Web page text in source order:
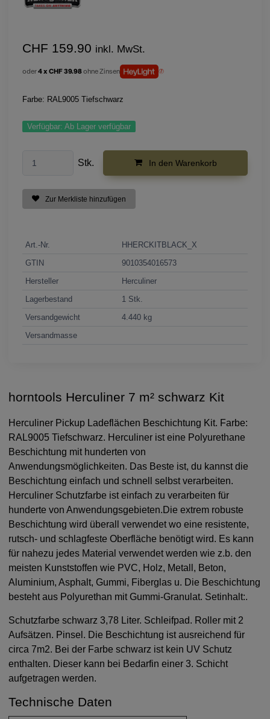
CHF 159.90 inkl. MwSt.
oder4 x CHF 39.98ohne Zinsen
Farbe: RAL9005 Tiefschwarz
Verfügbar: Ab Lager verfügbar
Stk. In den Warenkorb
Zur Merkliste hinzufügen
Art.-Nr.
HHERCKITBLACK_X
GTIN
9010354016573
Hersteller
Herculiner
Lagerbestand
1 Stk.
Versandgewicht
4.440 kg
Versandmasse
horntools Herculiner 7 m² schwarz Kit
Herculiner Pickup Ladeflächen Beschichtung Kit. Farbe:
RAL9005 Tiefschwarz. Herculiner ist eine Polyurethane
Beschichtung mit hunderten von
Anwendungsmöglichkeiten. Das Beste ist, du kannst die
Beschichtung einfach und schnell selbst verarbeiten.
Herculiner Schutzfarbe ist einfach zu verarbeiten für
hunderte von Anwendungsgebieten.Die extrem robuste
Beschichtung wird überall verwendet wo eine resistente,
rutsch- und schlagfeste Oberfläche benötigt wird. Es kann
für nahezu jedes Material verwendet werden wie z.b. den
meisten Kunststoffen wie PVC, Holz, Metall, Beton,
Aluminium, Asphalt, Gummi, Fiberglas u. Die Beschichtung
besteht aus Polyurethan mit Gummi-Granulat. Setinhalt:.
Schutzfarbe schwarz 3,78 Liter. Schleifpad. Roller mit 2
Aufsätzen. Pinsel. Die Beschichtung ist ausreichend für
circa 7m2. Bei der Farbe schwarz ist kein UV Schutz
enthalten. Dieser kann bei Bedarfin einer 3. Schicht
aufgetragen werden.
Technische Daten